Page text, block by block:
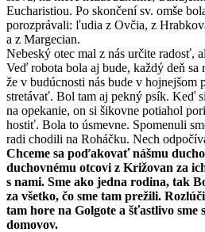
Eucharistiou. Po skončení sv. omše
porozprávali: ľudia z Ovčia, z
a z Margecian.
Nebeský otec mal z nás určite radosť,
Veď robota bola aj bude, každý deň
že v budúcnosti nás bude v hojnejšom
stretávať. Bol tam aj pekný psík. Keď
na opekanie, on si šikovne potiahol
hostiť. Bola to úsmevne. Spomenuli
radi chodili na Roháčku. Nech
Chceme sa poďakovať nášmu
duchovnému otcovi z Križovan za
s nami. Sme ako jedna rodina, tak
za všetko, čo sme tam prežili.
tam hore na Golgote a šťastlivo sme
domovov.